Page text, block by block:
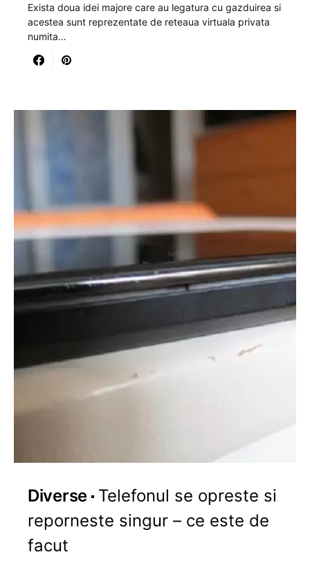
Exista doua idei majore care au legatura cu gazduirea si
acestea sunt reprezentate de reteaua virtuala privata
numita…
Diverse Telefonul se opreste si
reporneste singur – ce este de
facut